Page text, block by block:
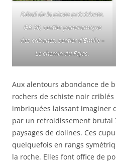
Détail de la photo précédente.
GR 36, sentier panoramique
des cabanes, sentier d’Emilie –
Le chemin du Fajas.
Aux alentours abondance de
rochers de schiste noir
imbriquées laissant imaginer
par un refroidissement brutal
paysages de dolines. Ces
quelquefois en rangs
la roche. Elles font office de